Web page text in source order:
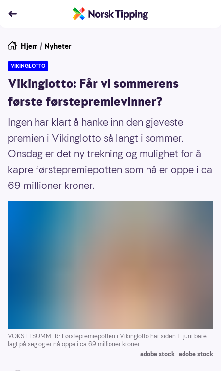
Hjem / Nyheter
VIKINGLOTTO
Vikinglotto: Får vi sommerens
første førstepremievinner?
Ingen har klart å hanke inn den gjeveste
premien i Vikinglotto så langt i sommer.
Onsdag er det ny trekning og mulighet for å
kapre førstepremiepotten som nå er oppe i ca
69 millioner kroner.
VOKST I SOMMER: Førstepremiepotten i Vikinglotto har siden 1. juni bare
lagt på seg og er nå oppe i ca 69 millioner kroner.
adobe stock adobe stock